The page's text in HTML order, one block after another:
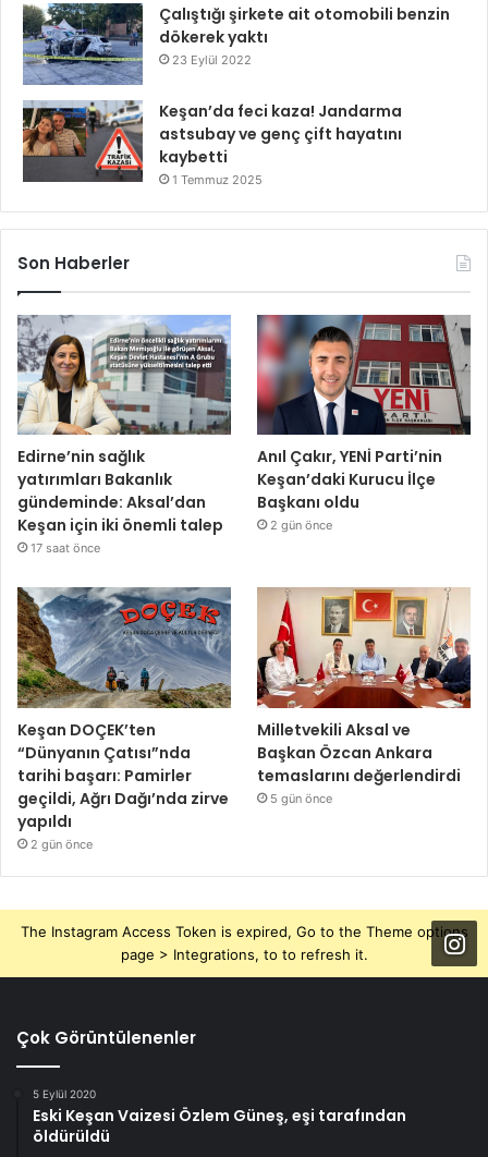
Çalıştığı şirkete ait otomobili benzin
dökerek yaktı
23 Eylül 2022
Keşan’da feci kaza! Jandarma
astsubay ve genç çift hayatını
kaybetti
1 Temmuz 2025
Son Haberler
Edirne’nin sağlık
yatırımları Bakanlık
gündeminde: Aksal’dan
Keşan için iki önemli talep
17 saat önce
Anıl Çakır, YENİ Parti’nin
Keşan’daki Kurucu İlçe
Başkanı oldu
2 gün önce
Keşan DOÇEK’ten
“Dünyanın Çatısı”nda
tarihi başarı: Pamirler
geçildi, Ağrı Dağı’nda zirve
yapıldı
2 gün önce
Milletvekili Aksal ve
Başkan Özcan Ankara
temaslarını değerlendirdi
5 gün önce
The Instagram Access Token is expired, Go to the Theme options
page > Integrations, to to refresh it.
Çok Görüntülenenler
5 Eylül 2020
Eski Keşan Vaizesi Özlem Güneş, eşi tarafından
öldürüldü